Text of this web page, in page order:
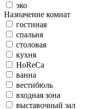
эко
Назначение комнат
гостиная
спальня
столовая
кухня
HoReCa
ванна
вестибюль
входная зона
выставочный зал